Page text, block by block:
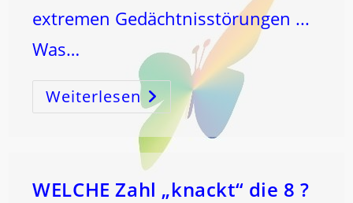
extremen Gedächtnisstörungen ...
Was…
WeiterlesenBEWUSSTSEIN
Versus
…
Medizinisches
„Fachwissen“
WELCHE Zahl „knackt“ die 8 ?